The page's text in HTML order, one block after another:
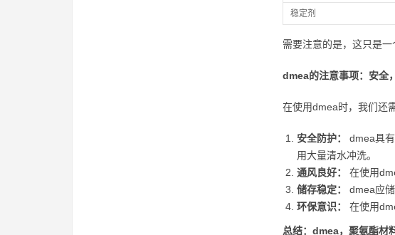
稳定剂
需要注意的是，这只是
dmea的注意事项：安全
在使用dmea时，我们还
安全防护：
dmea具
用大量清水冲洗。
通风良好：
在使用
储存稳定：
dmea应
环保意识：
在使用
总结：dmea，聚氨酯材